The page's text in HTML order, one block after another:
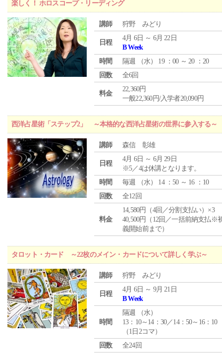
楽しく！ ホロスコープ・リーディング
講師 狩野 みどり
日程
4月 6日 ～ 6月 22日
B Week
時間
隔週 （水） 19 ：00 ～ 20 ：20
回数
全6回
料金
22,360円
一般22,360円/入学者20,090円
西洋占星術「ステップ2」 ～本格的な西洋占星術の世界に参入する～
講師 森信 彰雄
日程
4月 6日 ～ 6月 29日
※5／4は休講となります。
時間
毎週 （水） 14 ：50 ～ 16 ：10
回数
全12回
料金
14,580円（4回／分割支払い）×3
40,500円（12回／一括前納支払※
義開始前まで）
タロット・カード ～22枚のメイン・カードについて詳しく学ぶ～
講師 狩野 みどり
日程
4月 6日 ～ 9月 21日
B Week
時間
隔週 （水）
13：10～14：30／14：50～16：10
（1日2コマ）
回数
全24回